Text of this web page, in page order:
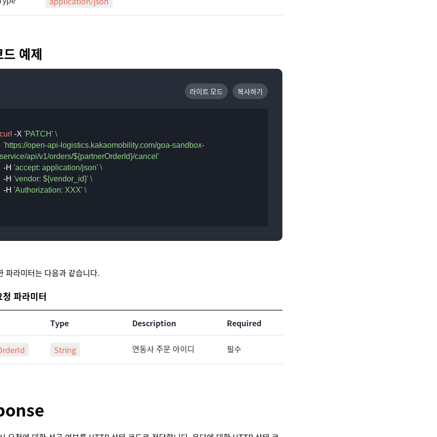
예제
라이트 모드 복사하기
curl -X 'PATCH' \
'https://open-api-logistics.kakaomobility.com/goa-sandbox-
service/api/v1/orders/${partnerOrderId}/cancel'
-H 'accept: application/json' \
-H 'vendor: ${vendor_id}' \
-H 'Authorization: XXX' \
파라미터는 다음과 같습니다.
파라미터
Type Description Required
String 연동사 주문 아이디 필수